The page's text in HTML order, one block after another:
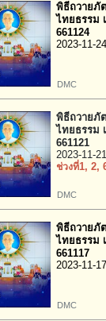
พิธีถวายภั
ไทยธรรม
661124
2023-11-24
DMC
พิธีถวายภั
ไทยธรรม
661121
2023-11-21
ช่วงที่1, 2,
DMC
พิธีถวายภั
ไทยธรรม
661117
2023-11-17
DMC